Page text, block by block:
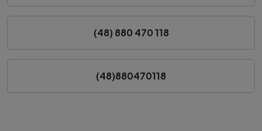
(48) 880 470 118
(48)880470118